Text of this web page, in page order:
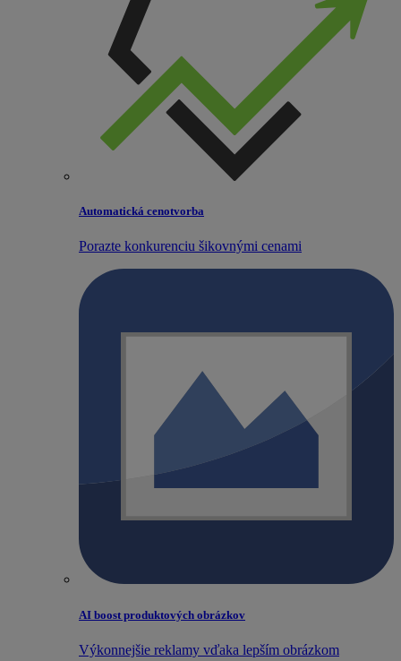
Automatická cenotvorba
Porazte konkurenciu šikovnými cenami
AI boost produktových obrázkov
Výkonnejšie reklamy vďaka lepším obrázkom